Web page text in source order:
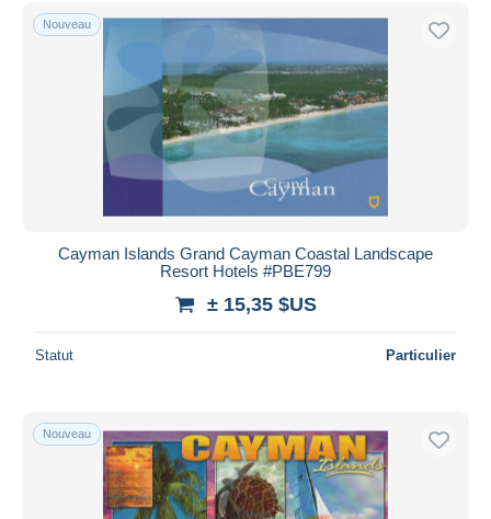
Uniquement en réduction
Livraison gratuite
Méthodes de paiement
PayPal
Virement bancaire
Visa
iDeal
Nouveau
Cayman Islands Grand Cayman Coastal Landscape
Resort Hotels #PBE799
± 15,35 $US
Statut Particulier
Nouveau